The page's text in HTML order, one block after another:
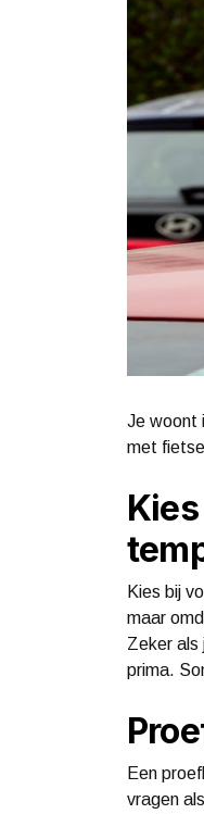
Je woont
met
Kies bij
maar
Zeker als
prima.
Een
vragen